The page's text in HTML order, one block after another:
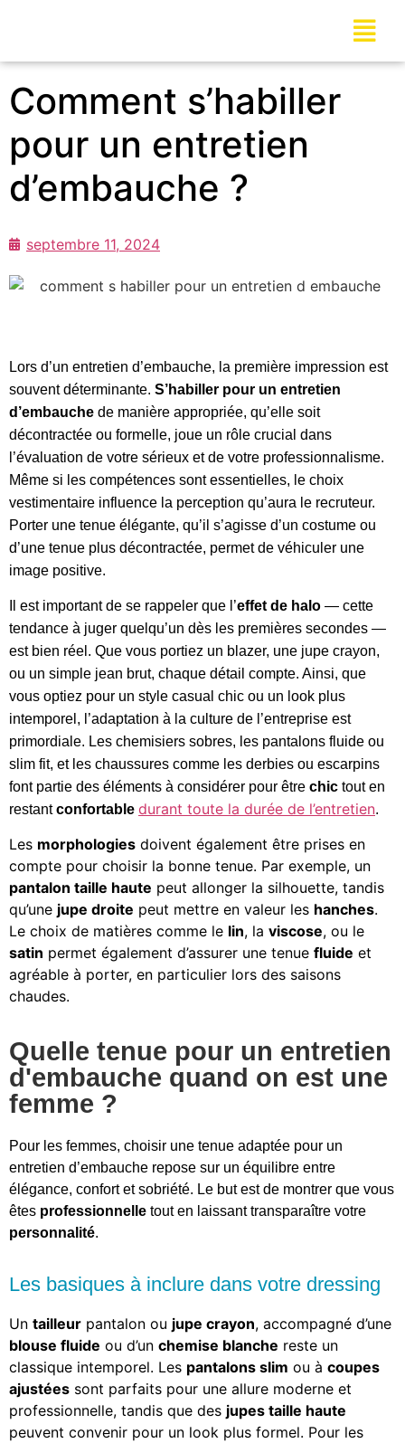
Comment s’habiller
pour un entretien
d’embauche ?
septembre 11, 2024
Lors d’un entretien d’embauche, la première impression est
souvent déterminante. S’habiller pour un entretien
d’embauche de manière appropriée, qu’elle soit
décontractée ou formelle, joue un rôle crucial dans
l’évaluation de votre sérieux et de votre professionnalisme.
Même si les compétences sont essentielles, le choix
vestimentaire influence la perception qu’aura le recruteur.
Porter une tenue élégante, qu’il s’agisse d’un costume ou
d’une tenue plus décontractée, permet de véhiculer une
image positive.
Il est important de se rappeler que l’effet de halo — cette
tendance à juger quelqu’un dès les premières secondes —
est bien réel. Que vous portiez un blazer, une jupe crayon,
ou un simple jean brut, chaque détail compte. Ainsi, que
vous optiez pour un style casual chic ou un look plus
intemporel , l’adaptation à la culture de l’entreprise est
primordiale. Les chemisiers sobres, les pantalons fluide ou
slim fit, et les chaussures comme les derbies ou escarpins
font partie des éléments à considérer pour être chic tout en
restantconfortable durant toute la durée de l’entretien.
Les morphologies doivent également être prises en
compte pour choisir la bonne tenue. Par exemple, un
pantalon taille haute peut allonger la silhouette, tandis
qu’une jupe droite peut mettre en valeur les hanches.
Le choix de matières comme le lin, la viscose, ou le
satin permet également d’assurer une tenue fluide et
agréable à porter, en particulier lors des saisons
chaudes.
Quelle tenue pour un entretien
d'embauche quand on est une
femme ?
Pour les femmes, choisir une tenue adaptée pour un
entretien d’embauche repose sur un équilibre entre
élégance, confort et sobriété. Le but est de montrer que vous
êtes professionnelle tout en laissant transparaître votre
personnalité.
Les basiques à inclure dans votre dressing
Un tailleur pantalon ou jupe crayon, accompagné d’une
blouse fluide ou d’un chemise blanche reste un
classique intemporel. Les pantalons slim ou à coupes
ajustées sont parfaits pour une allure moderne et
professionnelle, tandis que des jupes taille haute
peuvent convenir pour un look plus formel. Pour les